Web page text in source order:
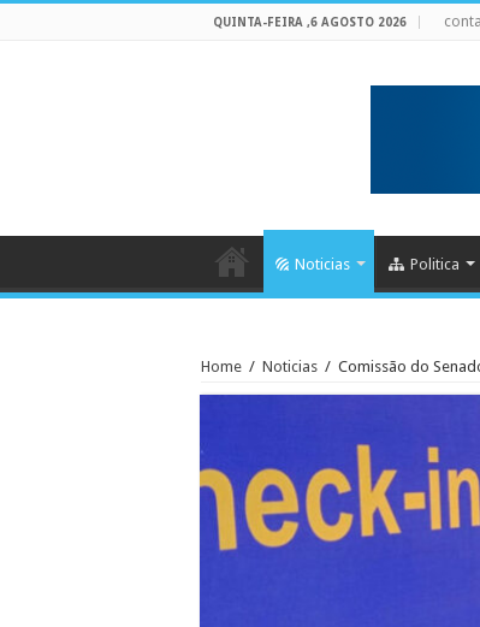
QUINTA-FEIRA ,6 AGOSTO 2026
Noticias Politica
Home / Noticias / Comissão do